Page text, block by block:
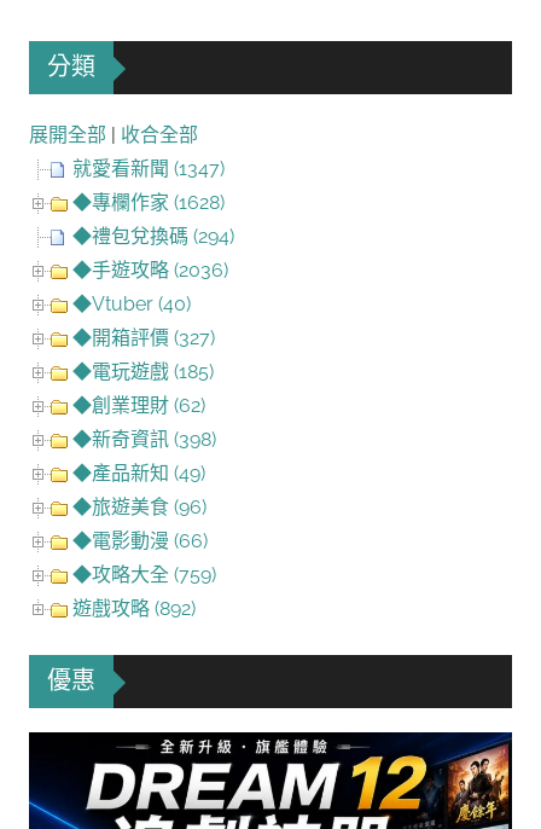
分類
展開全部 | 收合全部
就愛看新聞 (1347)
◆專欄作家 (1628)
◆禮包兌換碼 (294)
◆手遊攻略 (2036)
◆Vtuber (40)
◆開箱評價 (327)
◆電玩遊戲 (185)
◆創業理財 (62)
◆新奇資訊 (398)
◆產品新知 (49)
◆旅遊美食 (96)
◆電影動漫 (66)
◆攻略大全 (759)
遊戲攻略 (892)
優惠